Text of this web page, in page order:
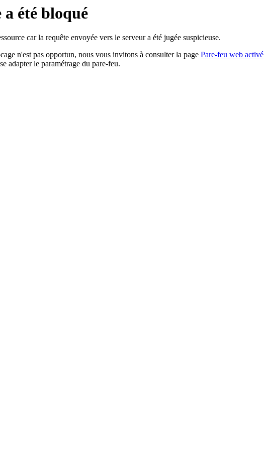
a été bloqué
car la requête envoyée vers le serveur a été jugée suspicieuse.
n'est pas opportun, nous vous invitons à consulter la page Pare-feu web activé
adapter le paramétrage du pare-feu.